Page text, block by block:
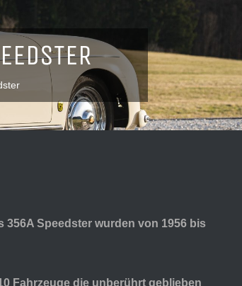
356A Speedster wurden von 1956 bis
Fahrzeuge die unberührt geblieben